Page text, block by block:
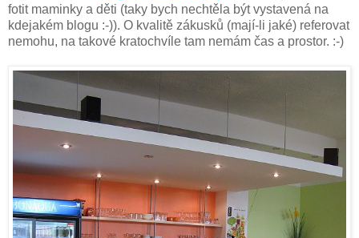
fotit maminky a děti (taky bych nechtěla být vystavená na
kdejakém blogu :-)). O kvalitě zákusků (mají-li jaké) referovat
nemohu, na takové kratochvíle tam nemám čas a prostor. :-)